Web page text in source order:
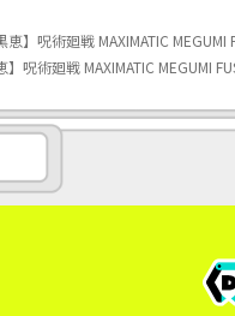
恵】呪術廻戦 MAXIMATIC
】呪術廻戦 MAXIMATIC MEGUMI